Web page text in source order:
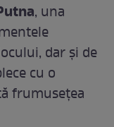
, una
dar şi de
cu o
frumuseţea